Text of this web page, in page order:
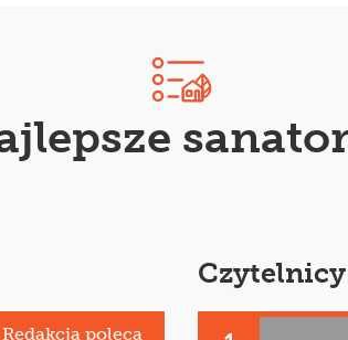
Redakcja poleca